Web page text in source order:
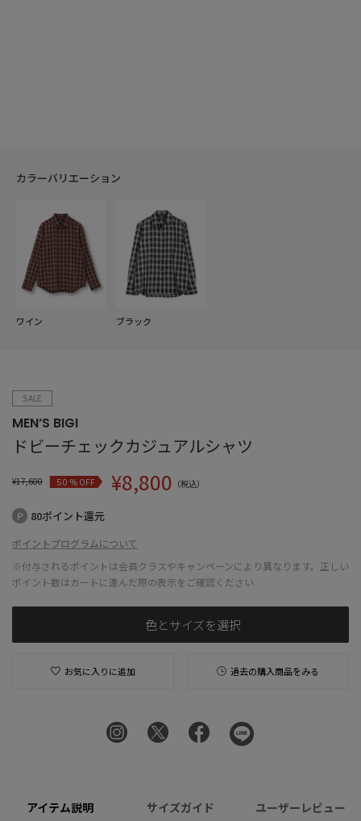
カラーバリエーション
ワイン ブラック
SALE
MEN’S BIGI
ドビーチェックカジュアルシャツ
¥17,600 50% OFF ¥8,800 （税込）
80ポイント還元
ポイントプログラムについて
※付与されるポイントは会員クラスやキャンペーンにより異なります。正しい
ポイント数はカートに進んだ際の表示をご確認ください
色とサイズを選択
お気に入りに追加 過去の購入商品をみる
アイテム説明 サイズガイド ユーザーレビュー